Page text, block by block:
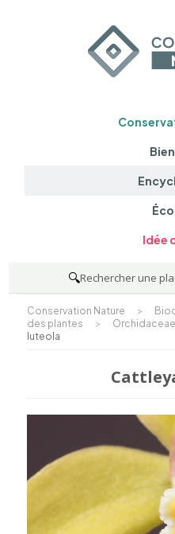
Idée
🔍Rechercher une
Conservation Nature >
des plantes
> Orchidaceae
luteola